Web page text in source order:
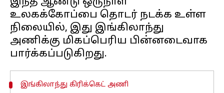
உலகக்கோப்பை தொடர் நடக்க உள்ள
நிலையில், இது இங்கிலாந்து
அணிக்கு மிகப்பெரிய பின்னடைவாக
இங்கிலாந்து கிரிக்கெட் அணி